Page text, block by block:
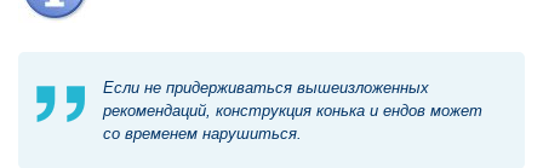
Если не придерживаться вышеизложенных
рекомендаций, конструкция конька и ендов может
со временем нарушиться.